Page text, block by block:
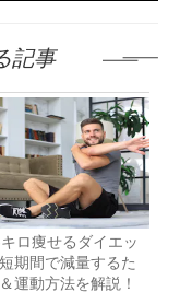
記事
ロ痩せるダイエッ
期間で減量するた
運動方法を解説！